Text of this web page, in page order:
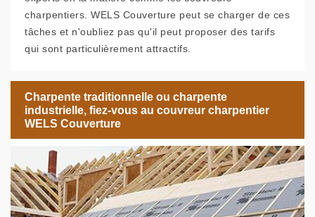
charpentiers. WELS Couverture peut se charger de ces
tâches et n'oubliez pas qu'il peut proposer des tarifs
qui sont particulièrement attractifs.
Charpente traditionnelle ou charpente
industrielle, fiez-vous au couvreur charpentier
WELS Couverture